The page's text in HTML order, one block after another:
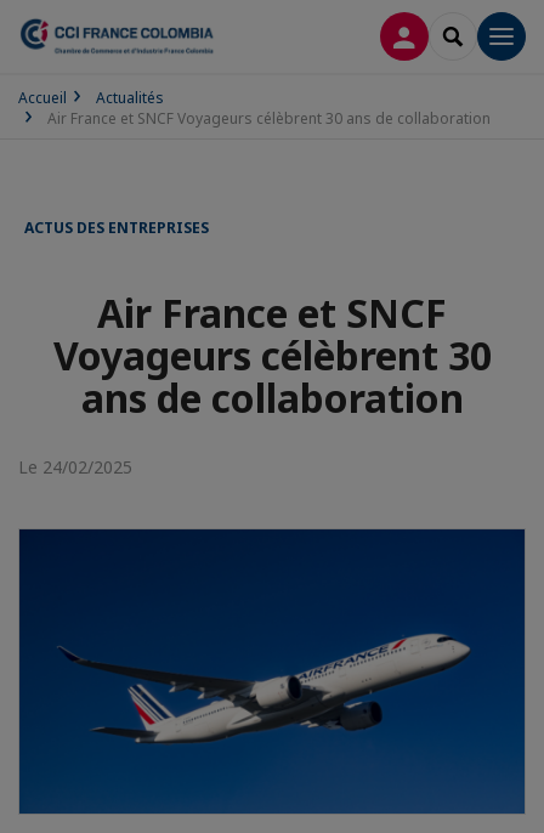
CONNEXION
Accueil
Actualités
Air France et SNCF Voyageurs célèbrent 30 ans de collaboration
ACTUS DES ENTREPRISES
Air France et SNCF
Voyageurs célèbrent 30
ans de collaboration
Le 24/02/2025